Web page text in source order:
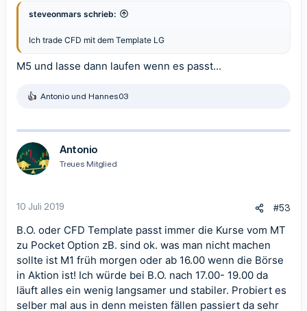
steveonmars schrieb:
Ich trade CFD mit dem Template LG
M5 und lasse dann laufen wenn es passt...
R
k
t
i
o
n
Antonio und Hannes03
Antonio
Treues Mitglied
10 Juli 2019 #53
B.O. oder CFD Template passt immer die Kurse vom MT
zu Pocket Option zB. sind ok. was man nicht machen
sollte ist M1 früh morgen oder ab 16.00 wenn die Börse
in Aktion ist! Ich würde bei B.O. nach 17.00- 19.00 da
läuft alles ein wenig langsamer und stabiler. Probiert es
selber mal aus in denn meisten fällen passiert da sehr